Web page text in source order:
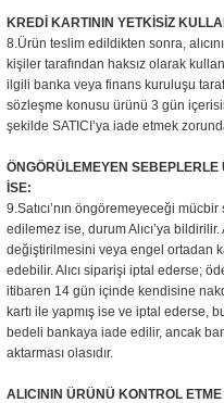
KREDİ KARTININ YETKİSİZ
8.Ürün teslim edildikten sonra,
kişiler tarafından haksız olarak
ilgili banka veya finans kuruluşu
sözleşme konusu ürünü 3 gün
şekilde SATICI’ya iade etmek
ÖNGÖRÜLEMEYEN
İSE:
9.Satıcı’nın öngöremeyeceği
edilemez ise, durum Alıcı’ya
değiştirilmesini veya engel ortadan
edebilir. Alıcı siparişi iptal ederse;
itibaren 14 gün içinde kendisine
kartı ile yapmış ise ve iptal ederse,
bedeli bankaya iade edilir, ancak
aktarması olasıdır.
ALICININ ÜRÜNÜ KONTROL